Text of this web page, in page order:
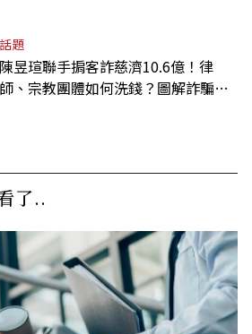
話題
陳昱瑄聯手掮客詐慈濟10.6億！律
師、宗教團體如何洗錢？圖解詐騙關
了..